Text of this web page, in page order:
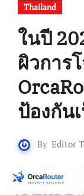
Thailand
ในปี
ผิวการ
ป้องกัน
By Editor